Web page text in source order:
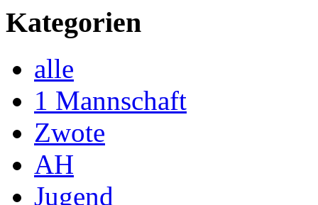
Kategorien
alle
1 Mannschaft
Zwote
AH
Jugend